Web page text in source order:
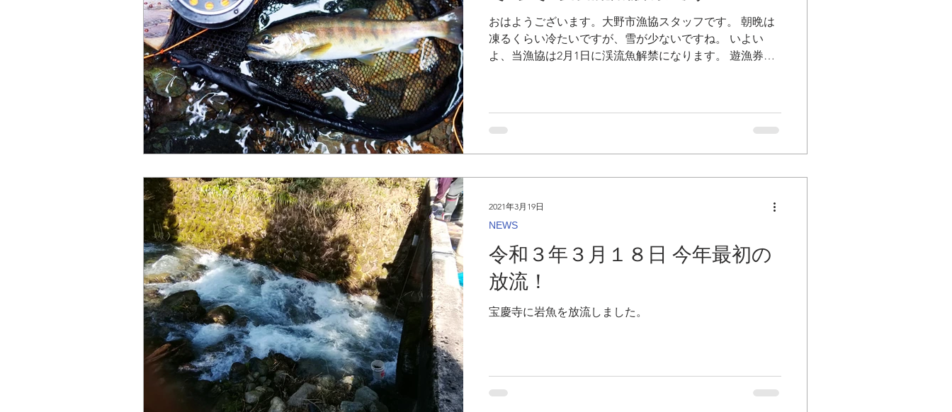
おはようございます。大野市漁協スタッフです。 朝晩は
凍るくらい冷たいですが、雪が少ないですね。 いよい
よ、当漁協は2月1日に渓流魚解禁になります。 遊漁券の
令和３年３月１８日 今年最初の
放流！
宝慶寺に岩魚を放流しました。
NEWS
2021年3月19日